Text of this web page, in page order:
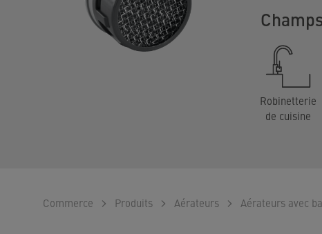
Robinetterie
de cuisine
Commerce Produits Aérateurs Aérateurs avec